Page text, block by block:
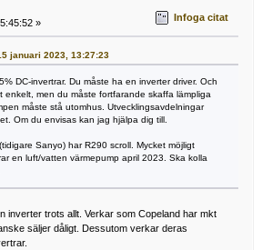
» Infoga citat
januari 2023, 13:27:23
DC-invertrar. Du måste ha en inverter driver. Och
enkelt, men du måste fortfarande skaffa lämpliga
måste stå utomhus. Utvecklingsavdelningar
Om du envisas kan jag hjälpa dig till.
Sanyo) har R290 scroll. Mycket möjligt
en luft/vatten värmepump april 2023. Ska kolla
inverter trots allt. Verkar som Copeland har mkt
säljer dåligt. Dessutom verkar deras